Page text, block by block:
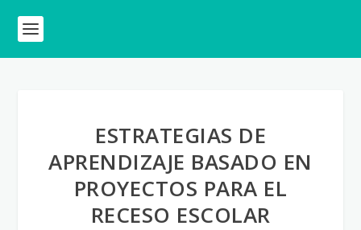
ESTRATEGIAS DE
APRENDIZAJE BASADO EN
PROYECTOS PARA EL
RECESO ESCOLAR